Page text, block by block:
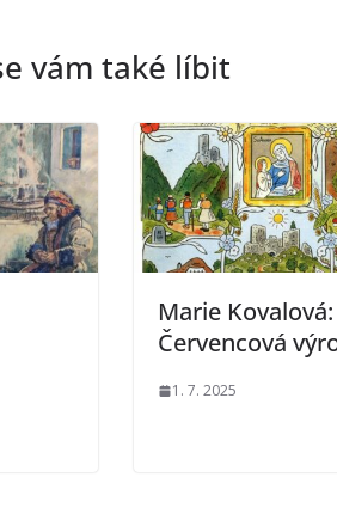
vám také líbit
Marie Kovalová:
Červencová
1. 7. 2025